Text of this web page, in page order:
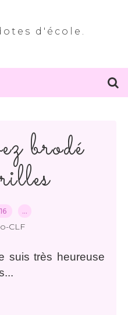
d'école.
brodé
…
CLF
suis très heureuse